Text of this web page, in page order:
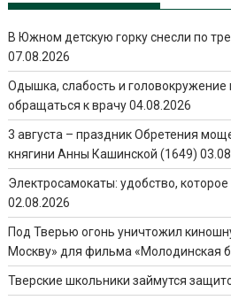
В Южном детскую горку снесли по
07.08.2026
Одышка, слабость и головокружение
обращаться к врачу 04.08.2026
3 августа – праздник Обретения
княгини Анны Кашинской (1649)
Электросамокаты: удобство,
02.08.2026
Под Тверью огонь уничтожил
Москву» для фильма «Молодинская
Тверские школьники займутся